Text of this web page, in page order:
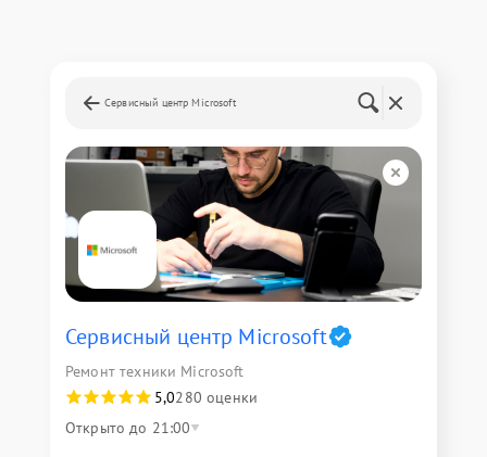
Сервисный центр Microsoft
Сервисный центр Microsoft
Ремонт техники Microsoft
5,0280 оценки
Открыто до 21:00